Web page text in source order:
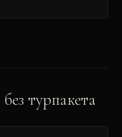
турпакета